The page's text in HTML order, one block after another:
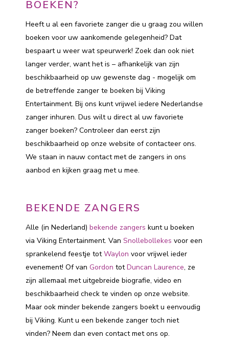
BOEKEN?
Heeft u al een favoriete zanger die u graag zou willen
boeken voor uw aankomende gelegenheid? Dat
bespaart u weer wat speurwerk! Zoek dan ook niet
langer verder, want het is – afhankelijk van zijn
beschikbaarheid op uw gewenste dag - mogelijk om
de betreffende zanger te boeken bij Viking
Entertainment. Bij ons kunt vrijwel iedere Nederlandse
zanger inhuren. Dus wilt u direct al uw favoriete
zanger boeken? Controleer dan eerst zijn
beschikbaarheid op onze website of contacteer ons.
We staan in nauw contact met de zangers in ons
aanbod en kijken graag met u mee.
BEKENDE ZANGERS
Alle (in Nederland) bekende zangers kunt u boeken
via Viking Entertainment. Van Snollebollekes voor een
sprankelend feestje totWaylon voor vrijwel ieder
evenement! Of van Gordon totDuncan Laurence, ze
zijn allemaal met uitgebreide biografie, video en
beschikbaarheid check te vinden op onze website.
Maar ook minder bekende zangers boekt u eenvoudig
bij Viking. Kunt u een bekende zanger toch niet
vinden? Neem dan even contact met ons op.